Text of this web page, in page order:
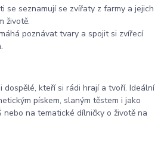
se seznamují se zvířaty z farmy a jejich
životě.
poznávat tvary a spojit si zvířecí
kteří si rádi hrají a tvoří. Ideální
pískem, slaným těstem i jako
nebo na tematické dílničky o životě na